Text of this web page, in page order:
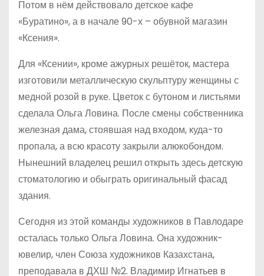
Потом в нём действовало детское кафе
«Буратино», а в начале 90-х – обувной магазин
«Ксения».
Для «Ксении», кроме ажурных решёток, мастера
изготовили металлическую скульптуру женщины с
медной розой в руке. Цветок с бутоном и листьями
сделала Ольга Ловина. После смены собственника
железная дама, стоявшая над входом, куда-то
пропала, а всю красоту закрыли алюкобондом.
Нынешний владелец решил открыть здесь детскую
стоматологию и обыграть оригинальный фасад
здания.
Сегодня из этой команды художников в Павлодаре
осталась только Ольга Ловина. Она художник-
ювелир, член Союза художников Казахстана,
преподавала в ДХШ №2. Владимир Игнатьев в